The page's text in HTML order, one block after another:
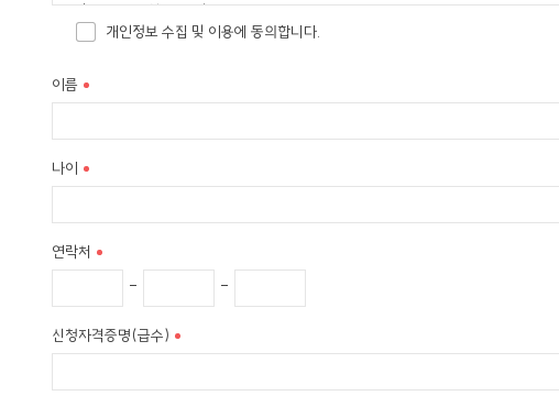
1. 홈페이지 회원 가입 및 관리
회원 가입 의사 확인, 회원제 서비스 제공에 따른 본인 식별․인증, 회원자격 유지․
2. 재화 또는 서비스 제공
3. 고충 처리
민원인의 신원 확인, 민원사항 확인, 사실조사를 위한 연락․통지, 처리 결과 통보 등
① 회사는 법령에 따른 개인정보 보유, 이용 기간 또는 정보주체로부터 개인정보를
② 각각의 개인정보 처리 및 보유 기간은 다음과 같습니다.
다만, 다음의 사유에 해당하는 경우에는 해당 사유 종료 시까지
2) 홈페이지 이용에 따른 채권 및 채무관계 잔존 시에는 해당 채권, 채무 관계 정산 시
개인정보 수집 및 이용에 동의합니다.
이름
나이
연락처
-
-
신청자격증명(급수)